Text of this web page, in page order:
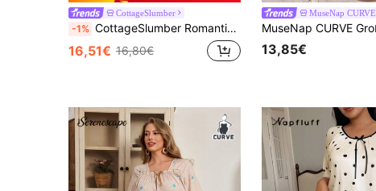
CottageSlumber
-1% CottageSlumber Romantisches Große Größen Damen Nachthemd mit Rüschen am Saum, Quadratischem Ausschnitt und Kurzarm, Blumenmuster, Große Größen Blumen Nachthemd, Große Größen Loungedress, Moo Moo Nachthemd
16,51€ 16,80€
MuseNap CURVE
13,85€